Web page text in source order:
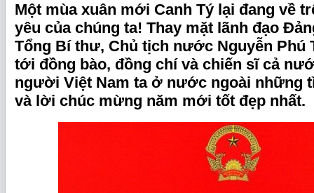
Một mùa xuân mới Canh Tý lại đang về
yêu của chúng ta! Thay mặt lãnh đạo
Tổng Bí thư, Chủ tịch nước Nguyễn Phú
tới đồng bào, đồng chí và chiến sĩ cả
người Việt Nam ta ở nước ngoài những
và lời chúc mừng năm mới tốt đẹp nhất.